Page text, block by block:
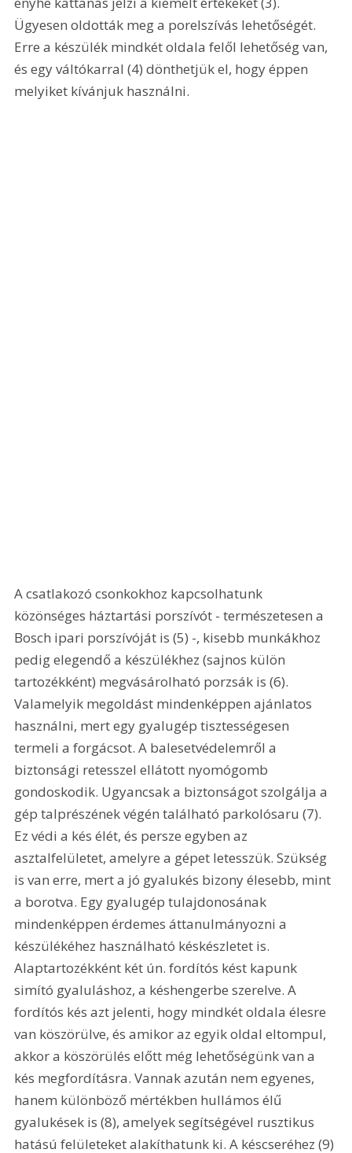
Ügyesen oldották meg a porelszívás lehetőségét.
Erre a készülék mindkét oldala felől lehetőség van,
és egy váltókarral (4) dönthetjük el, hogy éppen
melyiket kívánjuk használni.
A csatlakozó csonkokhoz kapcsolhatunk
közönséges háztartási porszívót - természetesen a
Bosch ipari porszívóját is (5) -, kisebb munkákhoz
pedig elegendő a készülékhez (sajnos külön
tartozékként) megvásárolható porzsák is (6).
Valamelyik megoldást mindenképpen ajánlatos
használni, mert egy gyalugép tisztességesen
termeli a forgácsot. A balesetvédelemről a
biztonsági retesszel ellátott nyomógomb
gondoskodik. Ugyancsak a biztonságot szolgálja a
gép talprészének végén található parkolósaru (7).
Ez védi a kés élét, és persze egyben az
asztalfelületet, amelyre a gépet letesszük. Szükség
is van erre, mert a jó gyalukés bizony élesebb, mint
a borotva. Egy gyalugép tulajdonosának
mindenképpen érdemes áttanulmányozni a
készülékéhez használható késkészletet is.
Alaptartozékként két ún. fordítós kést kapunk
simító gyaluláshoz, a késhengerbe szerelve. A
fordítós kés azt jelenti, hogy mindkét oldala élesre
van köszörülve, és amikor az egyik oldal eltompul,
akkor a köszörülés előtt még lehetőségünk van a
kés megfordításra. Vannak azután nem egyenes,
hanem különböző mértékben hullámos élű
gyalukések is (8), amelyek segítségével rusztikus
hatású felületeket alakíthatunk ki. A késcseréhez (9)